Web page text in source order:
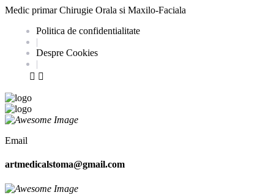
Medic primar Chirugie Orala si Maxilo-Faciala
Politica de confidentialitate
|
Despre Cookies
|
Email
artmedicalstoma@gmail.com